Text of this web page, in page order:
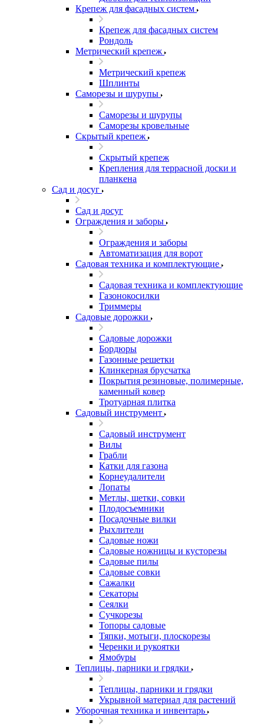
Крепеж для фасадных систем
Крепеж для фасадных систем
Рондоль
Метрический крепеж
Метрический крепеж
Шплинты
Саморезы и шурупы
Саморезы и шурупы
Саморезы кровельные
Скрытый крепеж
Скрытый крепеж
Крепления для террасной доски и
планкена
Сад и досуг
Сад и досуг
Ограждения и заборы
Ограждения и заборы
Автоматизация для ворот
Садовая техника и комплектующие
Садовая техника и комплектующие
Газонокосилки
Триммеры
Садовые дорожки
Садовые дорожки
Бордюры
Газонные решетки
Клинкерная брусчатка
Покрытия резиновые, полимерные,
каменный ковер
Тротуарная плитка
Садовый инструмент
Садовый инструмент
Вилы
Грабли
Катки для газона
Корнеудалители
Лопаты
Метлы, щетки, совки
Плодосъемники
Посадочные вилки
Рыхлители
Садовые ножи
Садовые ножницы и кусторезы
Садовые пилы
Садовые совки
Сажалки
Секаторы
Сеялки
Сучкорезы
Топоры садовые
Тяпки, мотыги, плоскорезы
Черенки и рукоятки
Ямобуры
Теплицы, парники и грядки
Теплицы, парники и грядки
Укрывной материал для растений
Уборочная техника и инвентарь